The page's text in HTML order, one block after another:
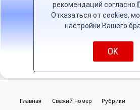
Гороскоп на
ТОП-5 за месяц
Главная Свежий номер Рубрики
рекомендаций согласно
Отказаться от cookies,
настройки Вашего
OK